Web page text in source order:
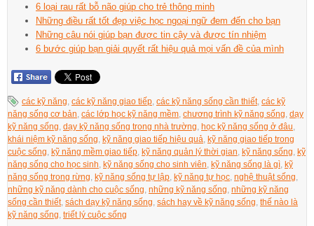
6 loại rau rất bỗ não giúp cho trẻ thông minh
Những điều rất tốt đẹp việc học ngoại ngữ đem đến cho bạn
Những câu nói giúp bạn được tin cậy và được tín nhiệm
6 bước giúp bạn giải quyết rất hiệu quả mọi vấn đề của mình
các kỹ năng các kỹ năng giao tiếp các kỹ năng sống cần thiết, các kỹ
năng sống cơ bản các lớp học kỹ năng mềm chương trình kỹ năng sống dạy
kỹ năng sống dạy kỹ năng sống trong nhà trường học kỹ năng sống ở đâu
khái niệm kỹ năng sống kỹ năng giao tiếp hiệu quả kỹ năng giao tiếp trong
cuộc sống kỹ năng mềm giao tiếp kỹ năng quản lý thời gian kỹ năng sống kỹ
năng sống cho học sinh kỹ năng sống cho sinh viên kỹ năng sống là gì kỹ
năng sống trong rừng kỹ năng sống tự lập kỹ năng tự học nghệ thuật sống
những kỹ năng dành cho cuộc sống những kỹ năng sống những kỹ năng
sống cần thiết, sách dạy kỹ năng sống sách hay về kỹ năng sống thế nào là
kỹ năng sống triết lý cuộc sống